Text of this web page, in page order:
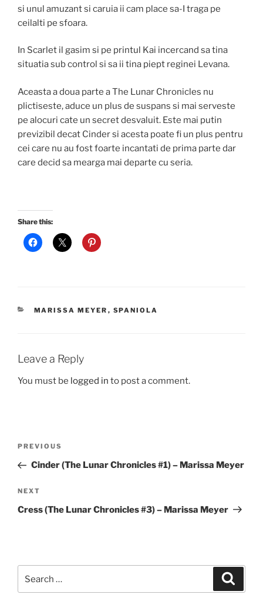
si unul amuzant si caruia ii cam place sa-I traga pe
ceilalti pe sfoara.
In Scarlet il gasim si pe printul Kai incercand sa tina
situatia sub control si sa ii tina piept reginei Levana.
Aceasta a doua parte a The Lunar Chronicles nu
plictiseste, aduce un plus de suspans si mai serveste
pe alocuri cate un secret desvaluit. Este mai putin
previzibil decat Cinder si acesta poate fi un plus pentru
cei care nu au fost foarte incantati de prima parte dar
care decid sa mearga mai departe cu seria.
Share this:
CATEGORIES
MARISSA MEYER , SPANIOLA
Leave a Reply
You must be logged in to post a comment.
Previous
Post
PREVIOUS
Cinder (The Lunar Chronicles #1) – Marissa Meyer
Next
Post
NEXT
Cress (The Lunar Chronicles #3) – Marissa Meyer
for: